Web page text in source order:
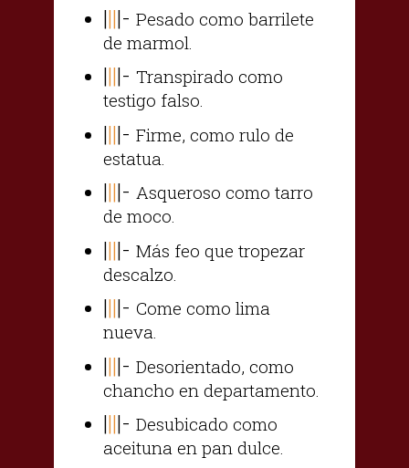
||||- Pesado como barrilete
de marmol.
||||- Transpirado como
testigo falso.
||||- Firme, como rulo de
estatua.
||||- Asqueroso como tarro
de moco.
||||- Más feo que tropezar
descalzo.
||||- Come como lima
nueva.
||||- Desorientado, como
chancho en departamento.
||||- Desubicado como
aceituna en pan dulce.